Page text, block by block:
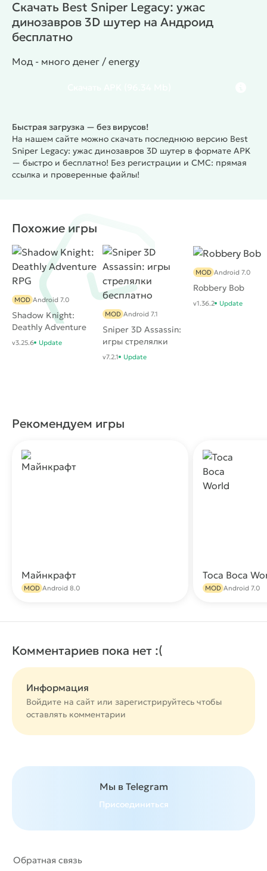
Скачать Best Sniper Legacy: ужас
динозавров 3D шутер на Андроид
бесплатно
Мод - много денег / energy
Быстрая загрузка — без вирусов!
На нашем сайте можно скачать последнюю версию Best
Sniper Legacy: ужас динозавров 3D шутер в формате APK
— быстро и бесплатно! Без регистрации и СМС: прямая
ссылка и проверенные файлы!
Похожие игры
Shadow Knight:
Deathly Adventure
RPG
MOD Android 7.0
v3.25.6 Update
Sniper 3D Assassin:
игры стрелялки
бесплатно
MOD Android 7.1
v7.2.1 Update
Robbery Bob
MOD Android 7.0
v1.36.2 Update
Рекомендуем игры
Майнкрафт
MOD Android 8.0
Toca Boca
MOD Android 7.0
Комментариев пока нет :(
Информация
Войдите на сайт или зарегистрируйтесь чтобы
оставлять комментарии
Мы в Telegram
Присоединиться
Обратная связь